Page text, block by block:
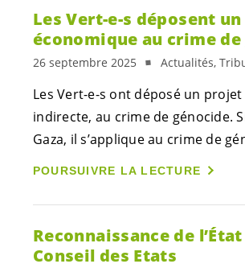
LesVert-e-s déposent
économique au crime
26 septembre 2025 Actualités,
Les Vert-e-s ont déposé un
indirecte, au crime de génocide.
Gaza, il s’applique au crime de
POURSUIVRE LA LECTURE
Reconnaissance de
Conseil des Etats